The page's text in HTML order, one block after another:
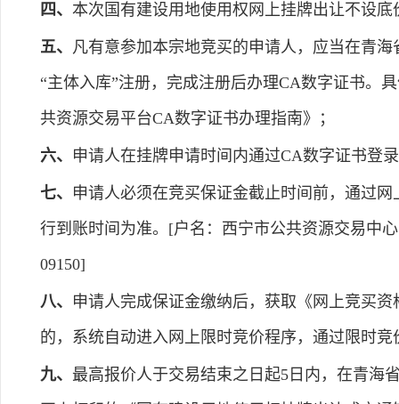
四、 本次国有建设用地使用权网上挂牌出让不设
五、 凡有意参加本宗地竞买的申请人，应当在青海
“主体入库”注册，完成注册后办理CA数字证书。
共资源交易平台CA数字证书办理指南》；
六、 申请人在挂牌申请时间内通过CA数字证书登
七、
申请人必须在竞买保证金截止时间前，通过
行到账时间为准。[户名：西宁市公共资源交易中
09150]
八、
申请人完成保证金缴纳后，获取《网上竞买
的，系统自动进入网上限时竞价程序，通过限时
九、 最高报价人于交易结束之日起5日内，在青海